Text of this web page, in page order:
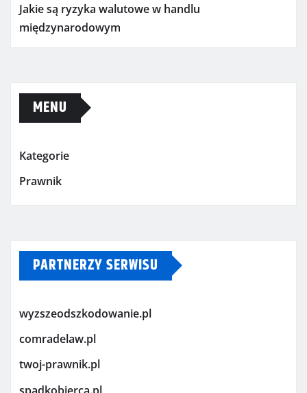
Jakie są ryzyka walutowe w handlu
międzynarodowym
MENU
Kategorie
Prawnik
PARTNERZY SERWISU
wyzszeodszkodowanie.pl
comradelaw.pl
twoj-prawnik.pl